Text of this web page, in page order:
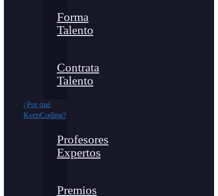
Forma
Talento
Contrata
Talento
¿Por qué
KeepCoding?
Profesores
Expertos
Premios